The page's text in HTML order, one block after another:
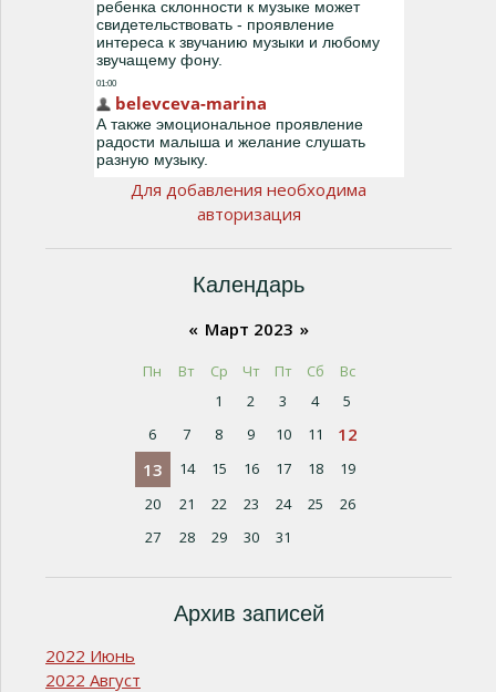
Для добавления необходима
авторизация
Календарь
« Март 2023 »
Пн Вт Ср Чт Пт Сб
Вс
1
2 3 4
5
6
7 8 9 10 11
12
13
14 15 16 17 18
19
20
21 22 23 24 25
26
27
28 29 30 31
Архив записей
2022 Июнь
2022 Август